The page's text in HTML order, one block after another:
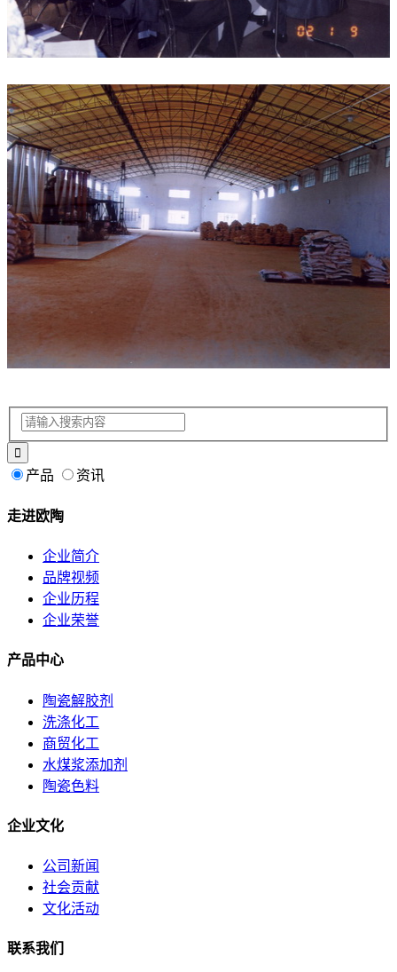
产品 资讯
走进欧陶
企业简介
品牌视频
企业历程
企业荣誉
产品中心
陶瓷解胶剂
洗涤化工
商贸化工
水煤浆添加剂
陶瓷色料
企业文化
公司新闻
社会贡献
文化活动
联系我们